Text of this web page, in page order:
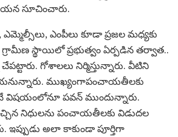
సూచించారు.
ఎంపీలు కూడా ప్ర‌జ‌ల మ‌ధ్య‌కు
స్థాయిలో ప్ర‌భుత్వం ఏర్ప‌డిన త‌ర్వాత‌..
గోశాల‌లు నిర్మిస్తున్నారు. వీటిని
ముఖ్యంగాపంచాయ‌తీల‌కు
విష‌యంలోనూ ప‌వ‌న్ ముందున్నారు.
నిధుల‌ను పంచాయతీల‌కు విడుద‌ల
అలా కాకుండా పూర్తిగా